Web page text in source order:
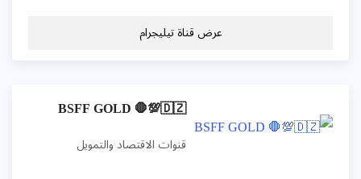
عرض قناة تيليجرام
BSFF GOLD 🛑💯🇩🇿
قنوات الاقتصاد والتمويل